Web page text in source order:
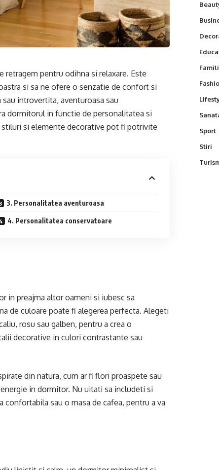
pentru odihna si relaxare. Este
si sa ne ofere o senzatie de confort si
introvertita, aventuroasa sau
dormitorul in functie de personalitatea si
si elemente decorative pot fi potrivite
3. Personalitatea aventuroasa
4. Personalitatea conservatoare
in preajma altor oameni si iubesc sa
de culoare poate fi alegerea perfecta. Alegeti
rosu sau galben, pentru a crea o
decorative in culori contrastante sau
din natura, cum ar fi flori proaspete sau
in dormitor. Nu uitati sa includeti si
confortabila sau o masa de cafea, pentru a va
Sport
Stiri